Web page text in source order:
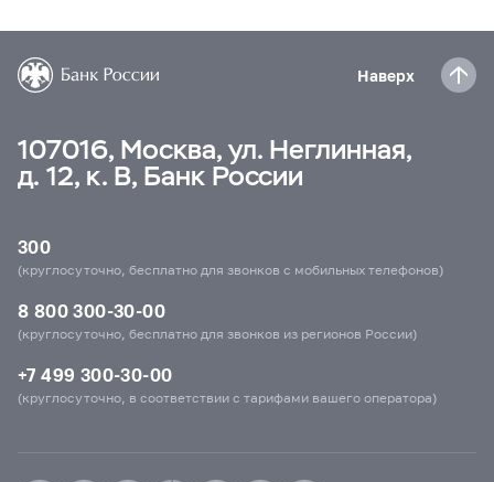
Наверх
107016, Москва, ул. Неглинная,
д. 12, к. В, Банк России
300
(круглосуточно, бесплатно для звонков с мобильных телефонов)
8 800 300-30-00
(круглосуточно, бесплатно для звонков из регионов России)
+7 499 300-30-00
(круглосуточно, в соответствии с тарифами вашего оператора)